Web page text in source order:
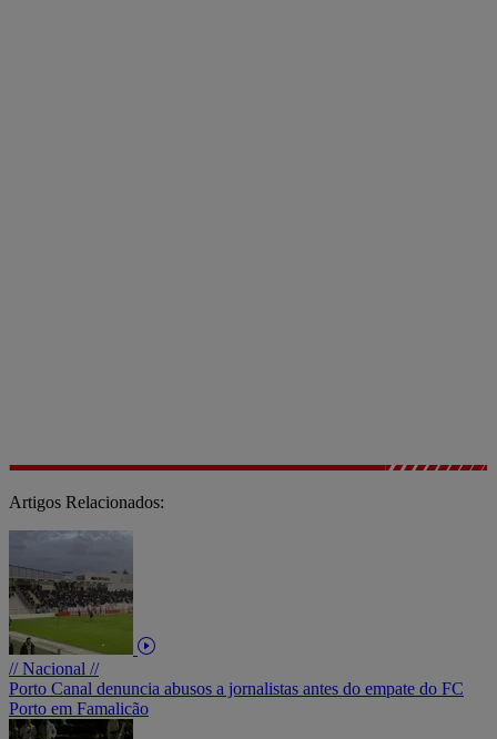
Artigos Relacionados:
// Nacional //
Porto Canal denuncia abusos a jornalistas antes do empate do FC
Porto em Famalicão